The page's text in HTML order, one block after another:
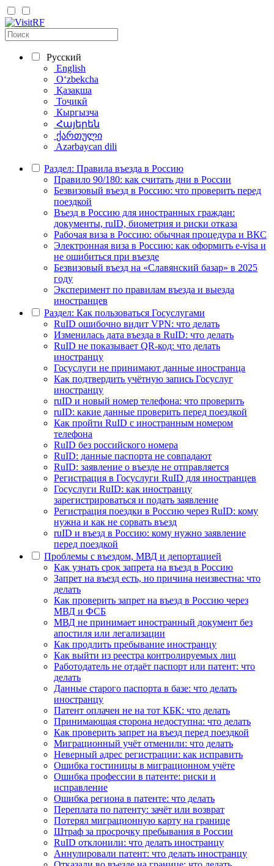
Русский
English
Oʻzbekcha
Қазақша
Тоҷикӣ
Кыргызча
Հայերեն
ქართული
Azərbaycan dili
Раздел: Правила въезда в Россию
Правило 90/180: как считать дни в России
Безвизовый въезд в Россию: что проверить перед
поездкой
Въезд в Россию для иностранных граждан:
документы, ruID, биометрия и риски отказа
Рабочая виза в Россию: обычная процедура и ВКС
Электронная виза в Россию: как оформить e-visa и
не ошибиться при въезде
Безвизовый въезд на «Славянский базар» в 2025
году
Эксперимент по правилам въезда и выезда
иностранцев
Раздел: Как пользоваться Госуслугами
RuID ошибочно видит VPN: что делать
Изменилась дата въезда в RuID: что делать
RuID не показывает QR-код: что делать
иностранцу
Госуслуги не принимают данные иностранца
Как подтвердить учётную запись Госуслуг
иностранцу
ruID и новый номер телефона: что проверить
ruID: какие данные проверить перед поездкой
Как пройти RuID с иностранным номером
телефона
RuID без российского номера
RuID: данные паспорта не совпадают
RuID: заявление о въезде не отправляется
Регистрация в Госуслуги RuID для иностранцев
Госуслуги RuID: как иностранцу
зарегистрироваться и подать заявление
Регистрация поездки в Россию через RuID: кому
нужна и как не сорвать въезд
ruID и въезд в Россию: кому нужно заявление
перед поездкой
Проблемы с въездом, МВД и депортацией
Как узнать срок запрета на въезд в Россию
Запрет на въезд есть, но причина неизвестна: что
делать
Как проверить запрет на въезд в Россию через
МВД и ФСБ
МВД не принимает иностранный документ без
апостиля или легализации
Как продлить пребывание иностранцу
Как выйти из реестра контролируемых лиц
Работодатель не отдаёт паспорт или патент: что
делать
Данные старого паспорта в базе: что делать
иностранцу
Патент оплачен не на тот КБК: что делать
Принимающая сторона недоступна: что делать
Как проверить запрет на въезд перед поездкой
Миграционный учёт отменили: что делать
Неверный адрес регистрации: как исправить
Ошибка гостиницы в миграционном учёте
Ошибка профессии в патенте: риски и
исправление
Ошибка региона в патенте: что делать
Переплата по патенту: зачёт или возврат
Потерял миграционную карту на границе
Штраф за просрочку пребывания в России
RuID отклонили: что делать иностранцу
Аннулировали патент: что делать иностранцу